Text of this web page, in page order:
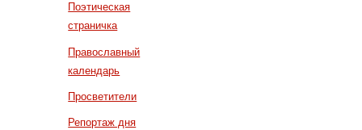
Поэтическая
страничка
Православный
календарь
Просветители
Репортаж дня